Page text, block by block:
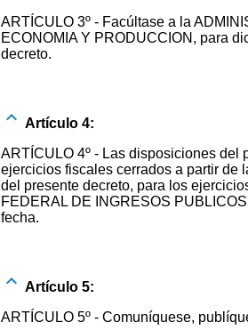
ARTÍCULO 3º - Facúltase a la
ECONOMIA Y PRODUCCION, para
decreto.
Artículo 4:
ARTÍCULO 4º - Las disposiciones del
ejercicios fiscales cerrados a partir de
del presente decreto, para los
FEDERAL DE INGRESOS
fecha.
Artículo 5:
ARTÍCULO 5º - Comuníquese,